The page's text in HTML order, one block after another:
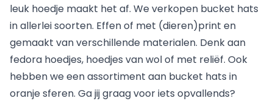
leuk hoedje maakt het af. We verkopen bucket hats
in allerlei soorten. Effen of met (dieren)print en
gemaakt van verschillende materialen. Denk aan
fedora hoedjes, hoedjes van wol of met reliëf. Ook
hebben we een assortiment aan bucket hats in
oranje sferen. Ga jij graag voor iets opvallends?